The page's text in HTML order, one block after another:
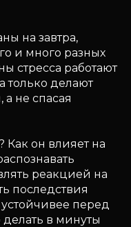
на завтра,
и много разных
стресса работают
только делают
а не спасая
Как он влияет на
реакцией на
последствия
устойчивее перед
в минуты